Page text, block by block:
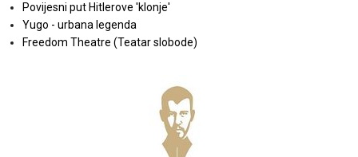
Povijesni put Hitlerove 'klonje'
Yugo - urbana legenda
Freedom Theatre (Teatar slobode)